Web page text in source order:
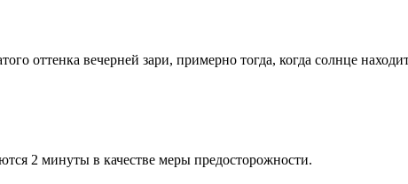
оттенка вечерней зари, примерно тогда, когда солнце
2 минуты в качестве меры предосторожности.